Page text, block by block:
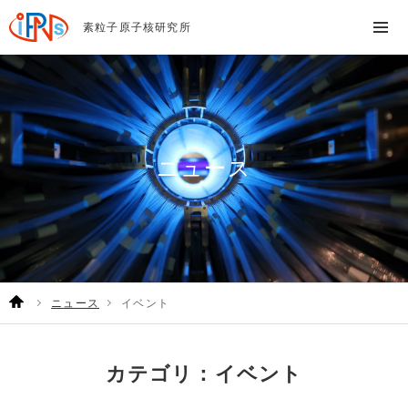
素粒子原子核研究所
ニュース
ニュース イベント
カテゴリ：イベント